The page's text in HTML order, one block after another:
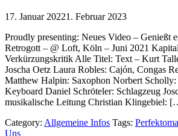
17. Januar 20221. Februar 2023
Proudly presenting: Neues Video – Genießt
Retrogott – @ Loft, Köln – Juni 2021
Verkürzungskritik Alle Titel: Text – Kurt
Joscha Oetz Laura Robles: Cajón, Congas
Matthew Halpin: Saxophon Norbert
Keyboard Daniel Schröteler: Schlagzeug
musikalische Leitung Christian Klingebiel:
Category: Allgemeine Infos Tags:
Uns